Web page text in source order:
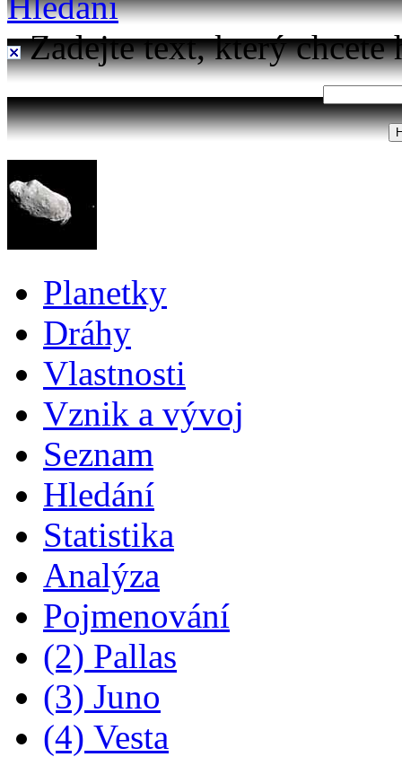
Zadejte text, který chcete
Planetky
Dráhy
Vlastnosti
Vznik a vývoj
Seznam
Hledání
Statistika
Analýza
Pojmenování
(2) Pallas
(3) Juno
(4) Vesta